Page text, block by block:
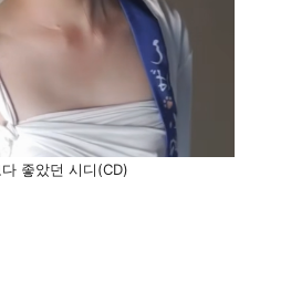
좋았던 시디(CD)